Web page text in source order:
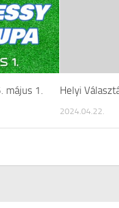
május 1. Helyi
2024.04.22.